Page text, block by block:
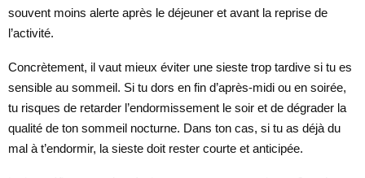
souvent moins alerte après le déjeuner et avant la reprise de
l’activité.
Concrètement, il vaut mieux éviter une sieste trop tardive si tu es
sensible au sommeil. Si tu dors en fin d’après-midi ou en soirée,
tu risques de retarder l’endormissement le soir et de dégrader la
qualité de ton sommeil nocturne. Dans ton cas, si tu as déjà du
mal à t’endormir, la sieste doit rester courte et anticipée.